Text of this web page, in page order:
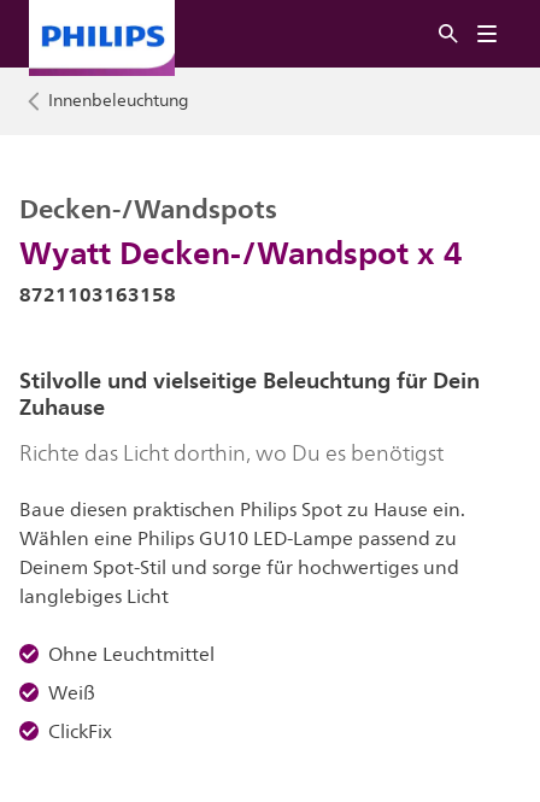
Innenbeleuchtung
Wyatt Decken-/Wandspot x 4
Decken-/Wandspots
8721103163158
Stilvolle und vielseitige Beleuchtung für Dein
Zuhause
Richte das Licht dorthin, wo Du es benötigst
Baue diesen praktischen Philips Spot zu Hause ein.
Wählen eine Philips GU10 LED-Lampe passend zu
Deinem Spot-Stil und sorge für hochwertiges und
langlebiges Licht
Ohne Leuchtmittel
Weiß
ClickFix